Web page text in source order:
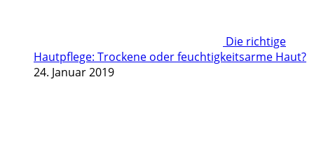
Die richtige
Hautpflege: Trockene oder feuchtigkeitsarme Haut?
24. Januar 2019